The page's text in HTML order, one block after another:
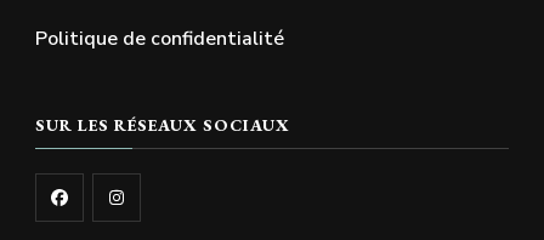
Politique de confidentialité
SUR LES RÉSEAUX SOCIAUX